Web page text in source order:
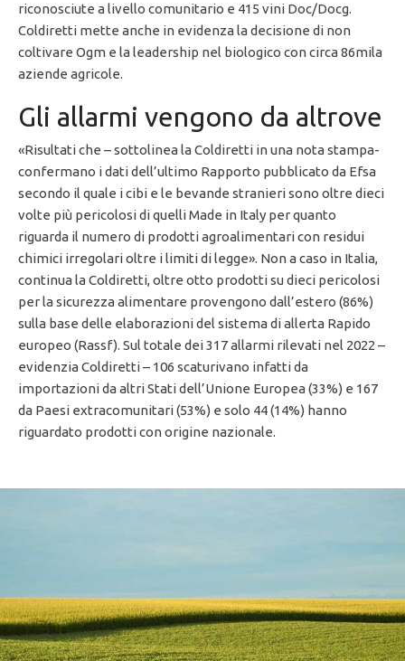
riconosciute a livello comunitario e 415 vini Doc/Docg.
Coldiretti mette anche in evidenza la decisione di non
coltivare Ogm e la leadership nel biologico con circa 86mila
aziende agricole.
Gli allarmi vengono da altrove
«Risultati che – sottolinea la Coldiretti in una nota stampa-
confermano i dati dell’ultimo Rapporto pubblicato da Efsa
secondo il quale i cibi e le bevande stranieri sono oltre dieci
volte più pericolosi di quelli Made in Italy per quanto
riguarda il numero di prodotti agroalimentari con residui
chimici irregolari oltre i limiti di legge». Non a caso in Italia,
continua la Coldiretti, oltre otto prodotti su dieci pericolosi
per la sicurezza alimentare provengono dall’estero (86%)
sulla base delle elaborazioni del sistema di allerta Rapido
europeo (Rassf). Sul totale dei 317 allarmi rilevati nel 2022 –
evidenzia Coldiretti – 106 scaturivano infatti da
importazioni da altri Stati dell’Unione Europea (33%) e 167
da Paesi extracomunitari (53%) e solo 44 (14%) hanno
riguardato prodotti con origine nazionale.